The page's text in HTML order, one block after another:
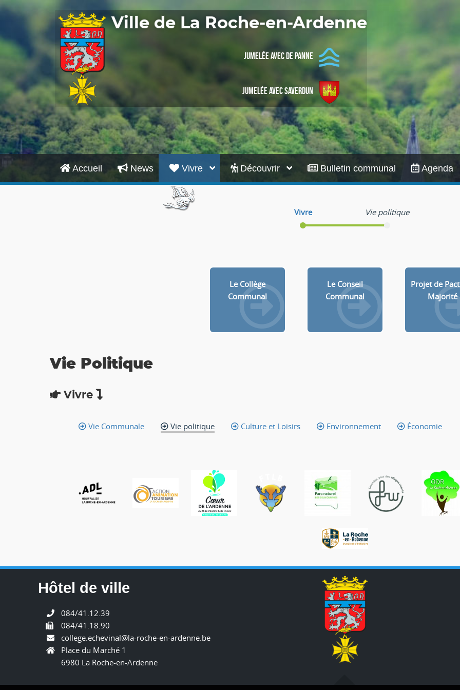
Ville de La Roche-en-Ardenne
Jumelée avec De Panne
Jumelée avec Saverdun
Accueil News Vivre Découvrir Bulletin communal Agenda
Vivre Vie politique
Le Collège
Communal
Le Conseil
Communal
Projet de
Majorité
Vie Politique
Vivre
Vie Communale Vie politique Culture et Loisirs Environnement Économie
Hôtel de ville
084/41.12.39
084/41.18.90
college.echevinal@la-roche-en-ardenne.be
Place du Marché 1
6980 La Roche-en-Ardenne